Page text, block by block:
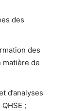
des
des
matière de
d’analyses
;